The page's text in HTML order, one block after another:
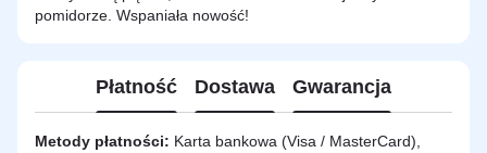
pomidorze. Wspaniała nowość!
Płatność Dostawa Gwarancja
Metody płatności: Karta bankowa (Visa / MasterCard),